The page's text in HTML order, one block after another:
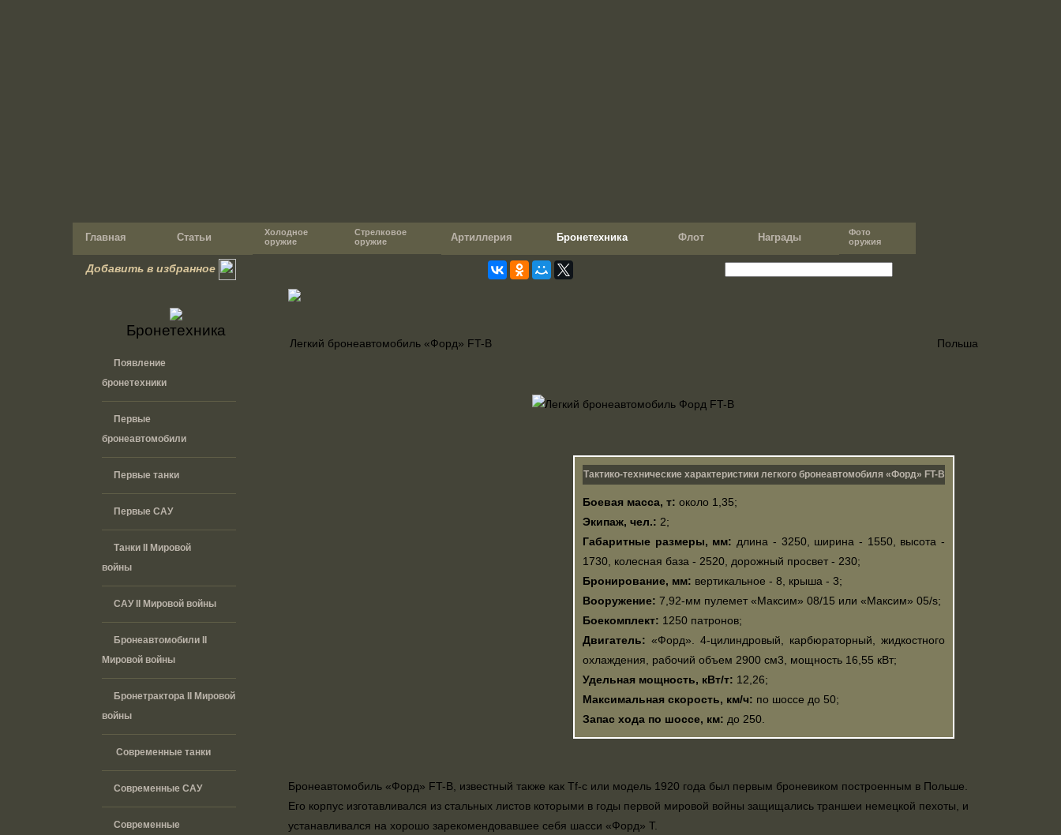
Главная Статьи
Холодное
оружие
Стрелковое
оружие
Артиллерия Бронетехника Флот Награды
Фото
оружия
Добавить в избранное
Бронетехника
Появление
бронетехники
Первые
бронеавтомобили
Первые танки
Первые САУ
Танки II Мировой
войны
САУ II Мировой войны
Бронеавтомобили II
Мировой войны
Бронетрактора II Мировой
войны
Современные танки
Современные САУ
Современные
Легкий бронеавтомобиль «Форд» FT-B Польша
Тактико-технические характеристики легкого бронеавтомобиля «Форд» FT-В
Боевая масса, т: около 1,35;
Экипаж, чел.: 2;
Габаритные размеры, мм: длина - 3250, ширина - 1550, высота -
1730, колесная база - 2520, дорожный просвет - 230;
Бронирование, мм: вертикальное - 8, крыша - 3;
Вооружение: 7,92-мм пулемет «Максим» 08/15 или «Максим» 05/s;
Боекомплект: 1250 патронов;
Двигатель: «Форд». 4-цилиндровый, карбюраторный, жидкостного
охлаждения, рабочий объем 2900 см3, мощность 16,55 кВт;
Удельная мощность, кВт/т: 12,26;
Максимальная скорость, км/ч: по шоссе до 50;
Запас хода по шоссе, км: до 250.
Бронеавтомобиль «Форд» FT-B, известный также как Tf-c или модель 1920 года был первым броневиком построенным в Польше.
Его корпус изготавливался из стальных листов которыми в годы первой мировой войны защищались траншеи немецкой пехоты, и
устанавливался на хорошо зарекомендовавшее себя шасси «Форд» Т.